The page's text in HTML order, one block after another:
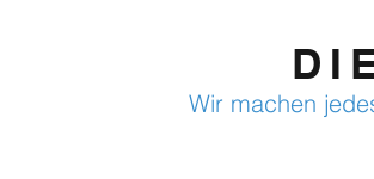
Wir machen